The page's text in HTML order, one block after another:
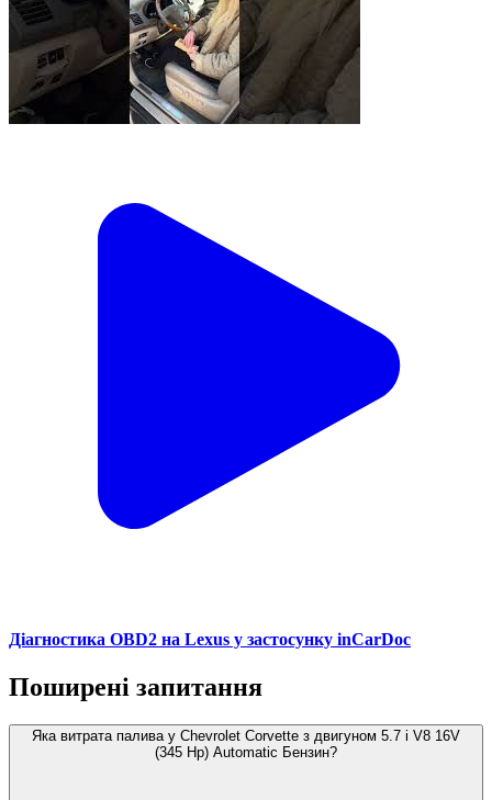
Діагностика OBD2 на Lexus у застосунку inCarDoc
Поширені запитання
Яка витрата палива у Chevrolet Corvette з двигуном 5.7 i V8 16V
(345 Hp) Automatic Бензин?